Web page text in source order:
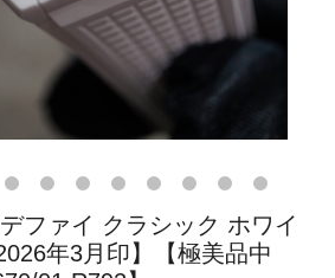
ファイ クラシック ホワイ
年3月印】【極美品中